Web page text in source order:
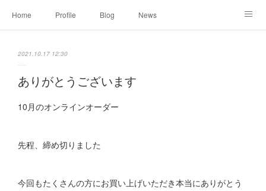
Home Profile Blog News
2021.10.17 12:30
ありがとうございます
10月のオンラインオーダー
先程、締め切りました
今回もたくさんの方にお買い上げいただき本当にありがとう